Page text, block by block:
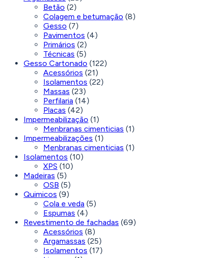
Betão (2)
Colagem e betumação (8)
Gesso (7)
Pavimentos (4)
Primários (2)
Técnicas (5)
Gesso Cartonado (122)
Acessórios (21)
Isolamentos (22)
Massas (23)
Perfilaria (14)
Placas (42)
Impermeabilização (1)
Menbranas cimenticias (1)
Impermeabilizações (1)
Menbranas cimenticias (1)
Isolamentos (10)
XPS (10)
Madeiras (5)
OSB (5)
Quimicos (9)
Cola e veda (5)
Espumas (4)
Revestimento de fachadas (69)
Acessórios (8)
Argamassas (25)
Isolamentos (17)